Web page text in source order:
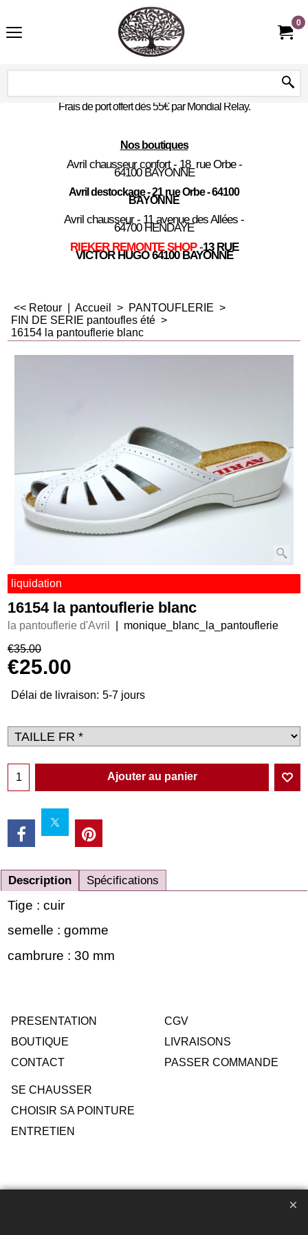
0
Frais de port offert dès 55€ par Mondial Relay.
Nos boutiques
Avril chausseur confort - 18 rue Orbe -
64100 BAYONNE
Avril destockage - 21 rue Orbe - 64100
BAYONNE
Avril chausseur - 11 avenue des Allées -
64700 HENDAYE
RIEKER REMONTE SHOP -13 RUE
VICTOR HUGO 64100 BAYONNE
<< Retour Accueil > PANTOUFLERIE >
FIN DE SERIE pantoufles été >
16154 la pantouflerie blanc
liquidation
16154 la pantouflerie blanc
la pantouflerie d'Avril
monique_blanc_la_pantouflerie
€35.00
€25.00
Délai de livraison: 5-7 jours
Ajouter au panier
Description Spécifications
Tige : cuir
semelle : gomme
cambrure : 30 mm
PRESENTATION
BOUTIQUE
CONTACT
CGV
LIVRAISONS
PASSER COMMANDE
SE CHAUSSER
CHOISIR SA POINTURE
ENTRETIEN
Toute reproduction de textes, photos ou autres éléments des